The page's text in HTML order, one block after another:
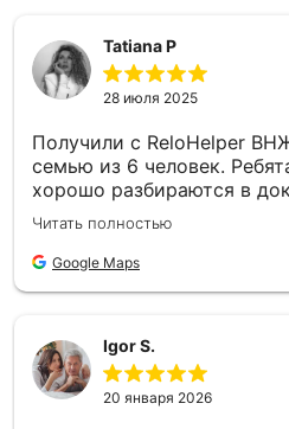
Tatiana P
28 июля 2025
Получили с ReloHelper
семью из 6 человек.
хорошо разбираются в
компаний, поддерживают
каждом этапе, от сбора
пошлин, до поиска записи
Читать полностью
Google Maps
Igor S.
20 января 2026